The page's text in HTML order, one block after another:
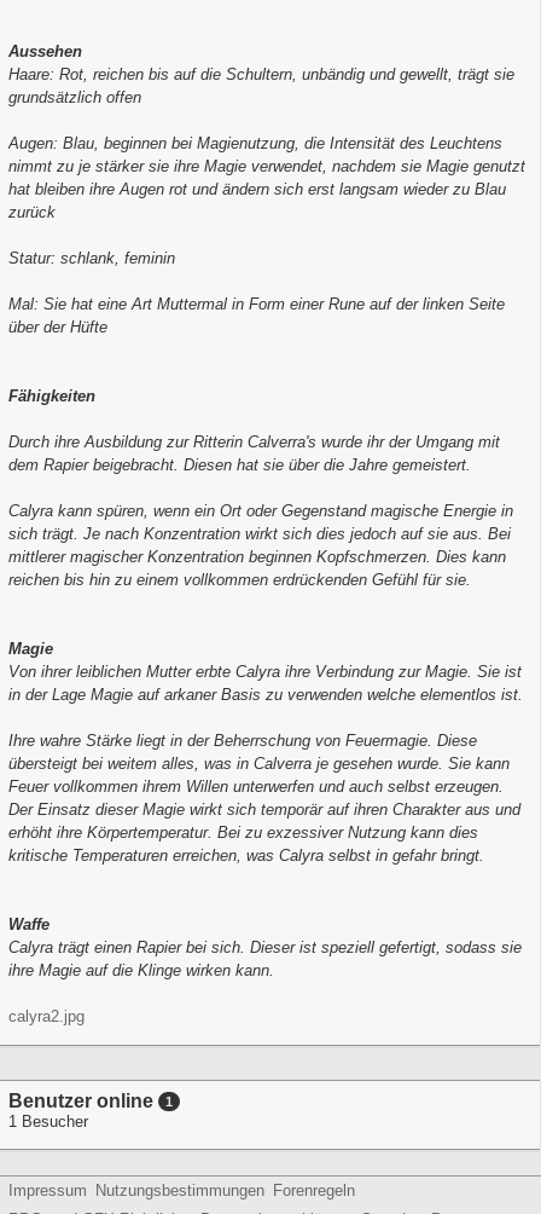
Aussehen
Haare: Rot, reichen bis auf die Schultern, unbändig und gewellt, trägt sie
grundsätzlich offen
Augen: Blau, beginnen bei Magienutzung, die Intensität des Leuchtens
nimmt zu je stärker sie ihre Magie verwendet, nachdem sie Magie genutzt
hat bleiben ihre Augen rot und ändern sich erst langsam wieder zu Blau
zurück
Statur: schlank, feminin
Mal: Sie hat eine Art Muttermal in Form einer Rune auf der linken Seite
über der Hüfte
Fähigkeiten
Durch ihre Ausbildung zur Ritterin Calverra's wurde ihr der Umgang mit
dem Rapier beigebracht. Diesen hat sie über die Jahre gemeistert.
Calyra kann spüren, wenn ein Ort oder Gegenstand magische Energie in
sich trägt. Je nach Konzentration wirkt sich dies jedoch auf sie aus. Bei
mittlerer magischer Konzentration beginnen Kopfschmerzen. Dies kann
reichen bis hin zu einem vollkommen erdrückenden Gefühl für sie.
Magie
Von ihrer leiblichen Mutter erbte Calyra ihre Verbindung zur Magie. Sie ist
in der Lage Magie auf arkaner Basis zu verwenden welche elementlos ist.
Ihre wahre Stärke liegt in der Beherrschung von Feuermagie. Diese
übersteigt bei weitem alles, was in Calverra je gesehen wurde. Sie kann
Feuer vollkommen ihrem Willen unterwerfen und auch selbst erzeugen.
Der Einsatz dieser Magie wirkt sich temporär auf ihren Charakter aus und
erhöht ihre Körpertemperatur. Bei zu exzessiver Nutzung kann dies
kritische Temperaturen erreichen, was Calyra selbst in gefahr bringt.
Waffe
Calyra trägt einen Rapier bei sich. Dieser ist speziell gefertigt, sodass sie
ihre Magie auf die Klinge wirken kann.
calyra2.jpg
Benutzer online 1
1 Besucher
Impressum Nutzungsbestimmungen Forenregeln